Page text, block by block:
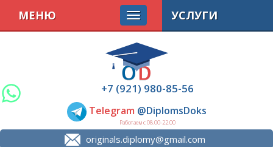
+7 (921) 980-85-56
Telegram @DiplomsDoks
Работаем с 08.00-22.00
originals.diplomy@gmail.com
МЕНЮ УСЛУГИ